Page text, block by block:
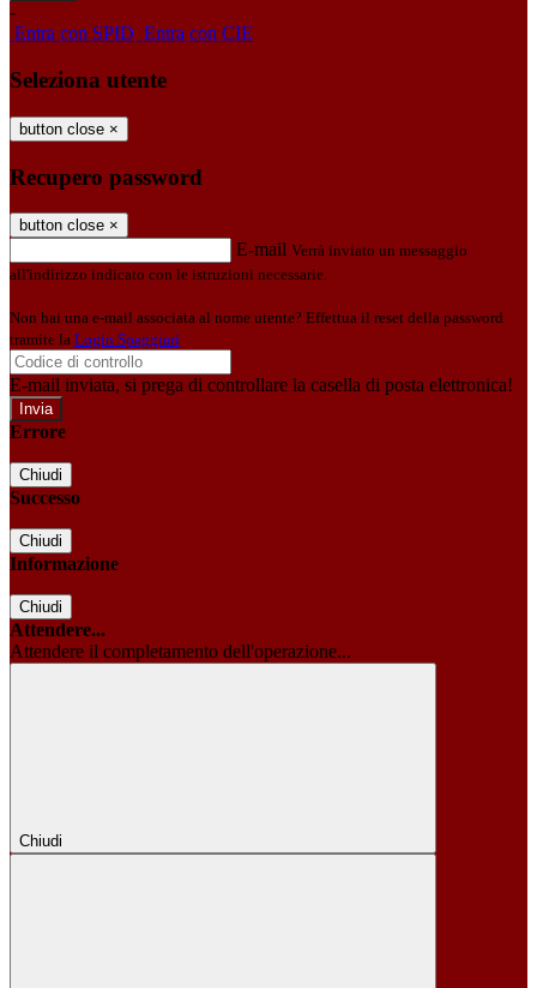
-
Entra con SPID Entra con CIE
Seleziona utente
button close ×
Recupero password
button close ×
E-mail Verrà inviato un messaggio
all'indirizzo indicato con le istruzioni necessarie.
Non hai una e-mail associata al nome utente? Effettua il reset della password
tramite la Login Spaggiari
E-mail inviata, si prega di controllare la casella di posta elettronica!
Errore
Chiudi
Successo
Chiudi
Informazione
Chiudi
Attendere...
Attendere il completamento dell'operazione...
Chiudi